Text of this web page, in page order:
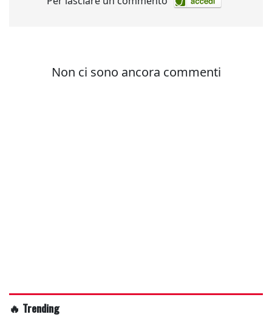
🔥 Trending